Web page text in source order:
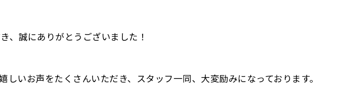
、誠にありがとうございました！
いお声をたくさんいただき、スタッフ一同、大変励みになっております。